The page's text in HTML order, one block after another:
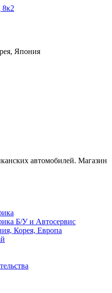
8к2
Япония
Б/У и Автосервис
Корея, Европа